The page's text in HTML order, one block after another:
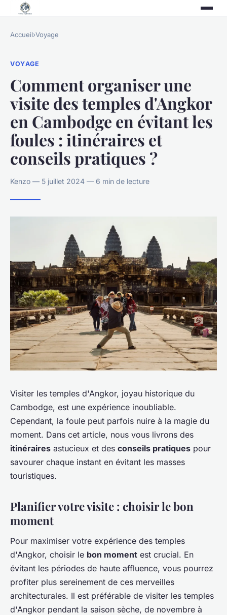
Accueil›Voyage
VOYAGE
Comment organiser une
visite des temples d'Angkor
en Cambodge en évitant les
foules : itinéraires et
conseils pratiques ?
Kenzo — 5 juillet 2024 — 6 min de lecture
Visiter les temples d'Angkor, joyau historique du
Cambodge, est une expérience inoubliable.
Cependant, la foule peut parfois nuire à la magie du
moment. Dans cet article, nous vous livrons des
itinéraires astucieux et des conseils pratiques pour
savourer chaque instant en évitant les masses
touristiques.
Planifier votre visite : choisir le bon
moment
Pour maximiser votre expérience des temples
d'Angkor, choisir le bon moment est crucial. En
évitant les périodes de haute affluence, vous pourrez
profiter plus sereinement de ces merveilles
architecturales. Il est préférable de visiter les temples
d'Angkor pendant la saison sèche, de novembre à